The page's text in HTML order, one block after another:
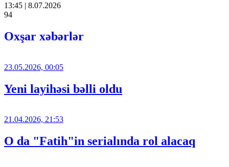
13:45 | 8.07.2026
94
Oxşar xəbərlər
23.05.2026, 00:05
Yeni layihəsi bəlli oldu
21.04.2026, 21:53
O da "Fatih"in serialında rol alacaq